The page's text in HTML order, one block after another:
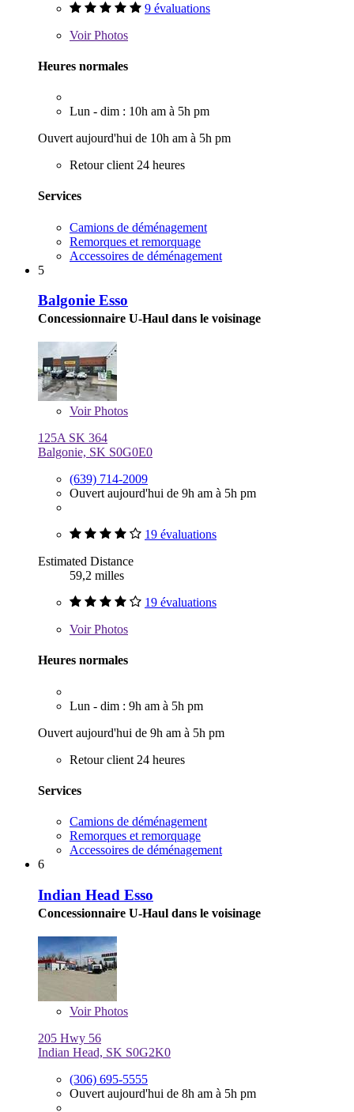
9 évaluations
VoirPhotos
Heures normales
Lun - dim : 10h am à 5h pm
Ouvert aujourd'hui de 10h am à 5h pm
Retour client 24 heures
Services
Camions de déménagement
Remorques et remorquage
Accessoires de déménagement
5
Balgonie Esso
Concessionnaire U-Haul dans le voisinage
VoirPhotos
125A SK 364
Balgonie, SK S0G0E0
(639) 714-2009
Ouvert aujourd'hui de 9h am à 5h pm
19 évaluations
Estimated Distance
59,2 milles
19 évaluations
VoirPhotos
Heures normales
Lun - dim : 9h am à 5h pm
Ouvert aujourd'hui de 9h am à 5h pm
Retour client 24 heures
Services
Camions de déménagement
Remorques et remorquage
Accessoires de déménagement
6
Indian Head Esso
Concessionnaire U-Haul dans le voisinage
VoirPhotos
205 Hwy 56
Indian Head, SK S0G2K0
(306) 695-5555
Ouvert aujourd'hui de 8h am à 5h pm